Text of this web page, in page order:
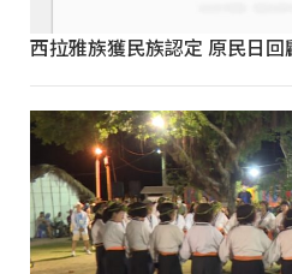
西拉雅族獲民族認定 原民日回